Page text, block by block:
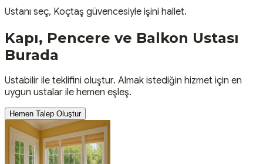
Ustanı seç, Koçtaş güvencesiyle işini hallet.
Kapı, Pencere ve Balkon Ustası
Burada
Ustabilir ile teklifini oluştur. Almak istediğin hizmet için en
uygun ustalar ile hemen eşleş.
Hemen Talep Oluştur